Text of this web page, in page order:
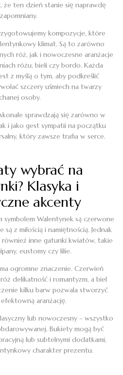
że ten dzień stanie się naprawdę
kompozycje, które
klimat. Są to zarówno
róż, jak i nowoczesne aranżacje
różu, bieli czy bordo. Każda
z myślą o tym, aby podkreślić
szczery uśmiech na twarzy
osoby.
sprawdzają się zarówno w
i jako gest sympatii na początku
który zawsze trafia w serce.
wybrać na
Klasyka i
akcenty
symbolem Walentynek są czerwone
z miłością i namiętnością. Jednak
również inne gatunki kwiatów, takie
eustomy czy lilie.
ogromne znaczenie. Czerwień
delikatność i romantyzm, a biel
kilku barw pozwala stworzyć
aranżację.
lub nowoczesny – wszystko
Bukiety mogą być
lub subtelnymi dodatkami,
charakter prezentu.